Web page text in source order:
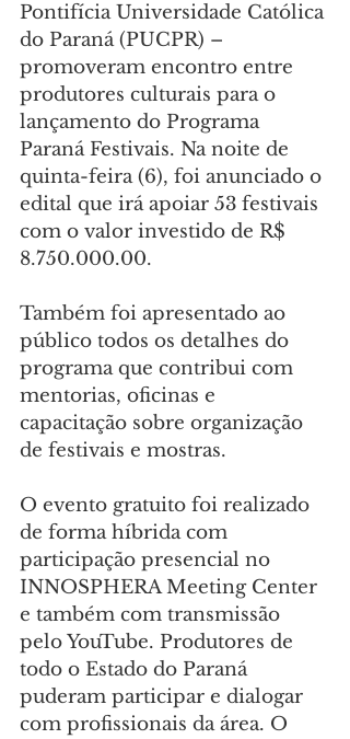
Pontifícia Universidade Católica
do Paraná (PUCPR) –
promoveram encontro entre
produtores culturais para o
lançamento do Programa
Paraná Festivais. Na noite de
quinta-feira (6), foi anunciado o
edital que irá apoiar 53 festivais
com o valor investido de R$
8.750.000.00.
Também foi apresentado ao
público todos os detalhes do
programa que contribui com
mentorias, oficinas e
capacitação sobre organização
de festivais e mostras.
O evento gratuito foi realizado
de forma híbrida com
participação presencial no
INNOSPHERA Meeting Center
e também com transmissão
pelo YouTube. Produtores de
todo o Estado do Paraná
puderam participar e dialogar
com profissionais da área. O